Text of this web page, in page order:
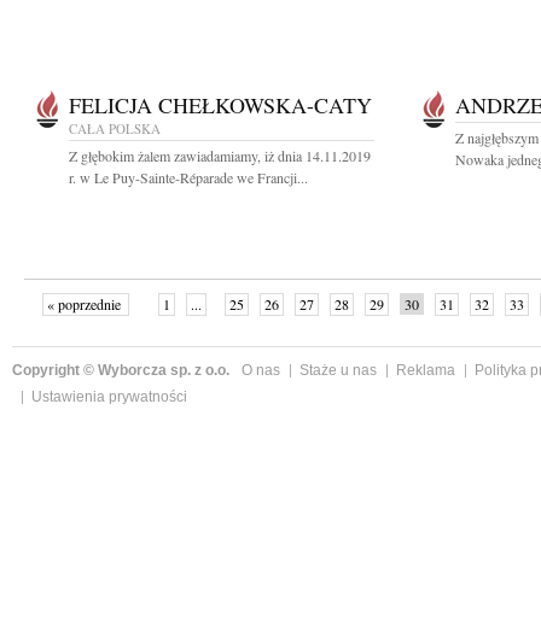
FELICJA CHEŁKOWSKA-CATY
CAŁA POLSKA
Z głębokim żalem zawiadamiamy, iż dnia 14.11.2019
r. w Le Puy-Sainte-Réparade we Francji...
Z
Nowaka
« poprzednie 1 ... 25 26 27 28 29 30 31 32
33
Copyright © Wyborcza sp. z o.o. O nas Staże u nas Reklama
Polityka
Ustawienia prywatności